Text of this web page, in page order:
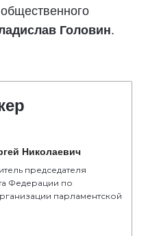
Головин.
Николаевич
председателя
Федерации по
парламентской